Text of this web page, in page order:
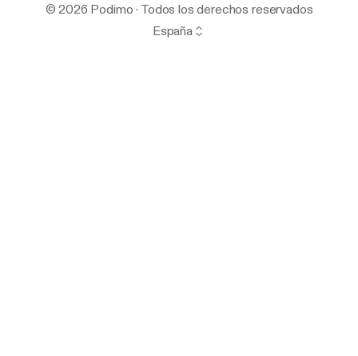
© 2026 Podimo · Todos los derechos reservados
España